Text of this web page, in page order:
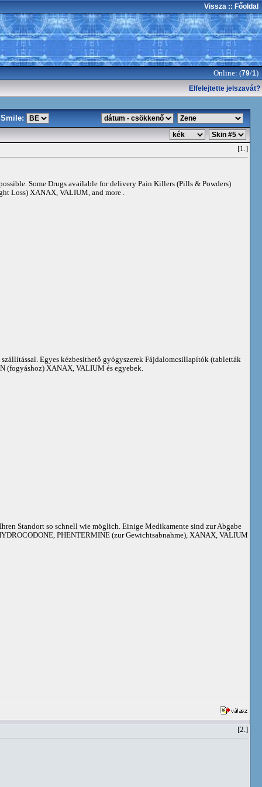
Vissza :: Főoldal
Online: (79/1)
Elfelejtette jelszavát?
Smile:
[1.]
Some Drugs available for delivery Pain Killers (Pills & Powders)
Loss) XANAX, VALIUM, and more .
Egyes kézbesíthető gyógyszerek Fájdalomcsillapítók (tabletták
(fogyáshoz) XANAX, VALIUM és egyebek.
Standort so schnell wie möglich. Einige Medikamente sind zur Abgabe
PHENTERMINE (zur Gewichtsabnahme), XANAX, VALIUM
[2.]